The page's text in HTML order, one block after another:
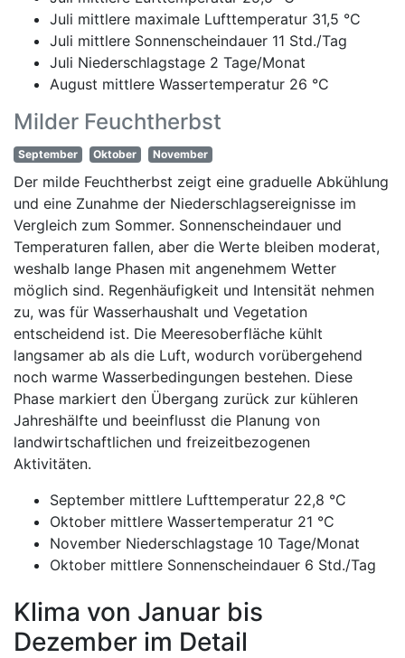
Juli mittlere maximale Lufttemperatur 31,5 °C
Juli mittlere Sonnenscheindauer 11 Std./Tag
Juli Niederschlagstage 2 Tage/Monat
August mittlere Wassertemperatur 26 °C
Milder Feuchtherbst
September Oktober November
Der milde Feuchtherbst zeigt eine graduelle Abkühlung
und eine Zunahme der Niederschlagsereignisse im
Vergleich zum Sommer. Sonnenscheindauer und
Temperaturen fallen, aber die Werte bleiben moderat,
weshalb lange Phasen mit angenehmem Wetter
möglich sind. Regenhäufigkeit und Intensität nehmen
zu, was für Wasserhaushalt und Vegetation
entscheidend ist. Die Meeresoberfläche kühlt
langsamer ab als die Luft, wodurch vorübergehend
noch warme Wasserbedingungen bestehen. Diese
Phase markiert den Übergang zurück zur kühleren
Jahreshälfte und beeinflusst die Planung von
landwirtschaftlichen und freizeitbezogenen
Aktivitäten.
September mittlere Lufttemperatur 22,8 °C
Oktober mittlere Wassertemperatur 21 °C
November Niederschlagstage 10 Tage/Monat
Oktober mittlere Sonnenscheindauer 6 Std./Tag
Klima von Januar bis
Dezember im Detail